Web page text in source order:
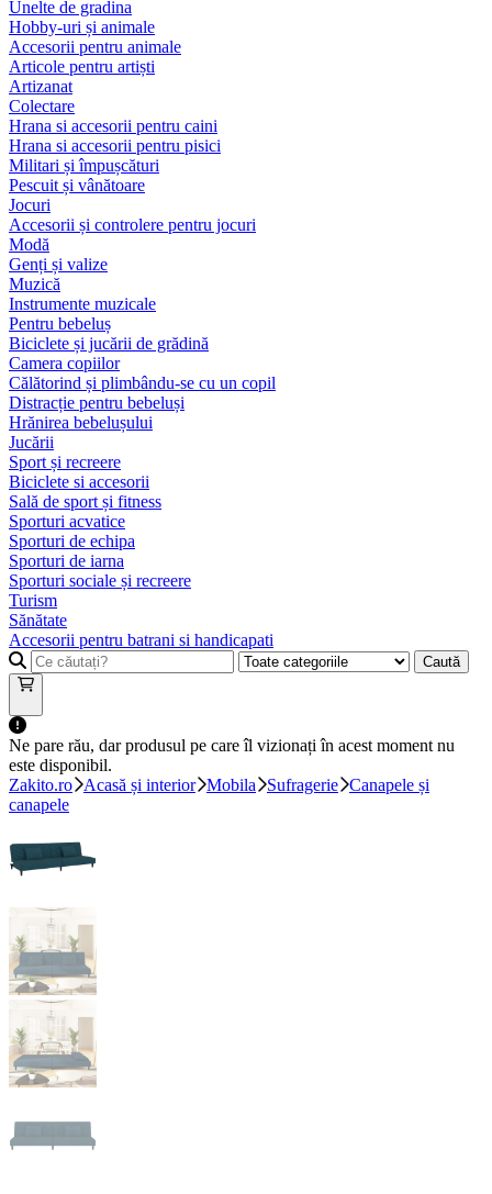
Unelte de gradina
Hobby-uri și animale
Accesorii pentru animale
Articole pentru artiști
Artizanat
Colectare
Hrana si accesorii pentru caini
Hrana si accesorii pentru pisici
Militari și împușcături
Pescuit și vânătoare
Jocuri
Accesorii și controlere pentru jocuri
Modă
Genți și valize
Muzică
Instrumente muzicale
Pentru bebeluș
Biciclete și jucării de grădină
Camera copiilor
Călătorind și plimbându-se cu un copil
Distracție pentru bebeluși
Hrănirea bebelușului
Jucării
Sport și recreere
Biciclete si accesorii
Sală de sport și fitness
Sporturi acvatice
Sporturi de echipa
Sporturi de iarna
Sporturi sociale și recreere
Turism
Sănătate
Accesorii pentru batrani si handicapati
Caută
Ne pare rău, dar produsul pe care îl vizionați în acest moment nu
este disponibil.
Zakito.ro
Acasă și interior Mobila Sufragerie Canapele și
canapele